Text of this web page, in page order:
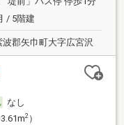
/ 5階建
波郡矢巾町大字広宮沢
なし
2）